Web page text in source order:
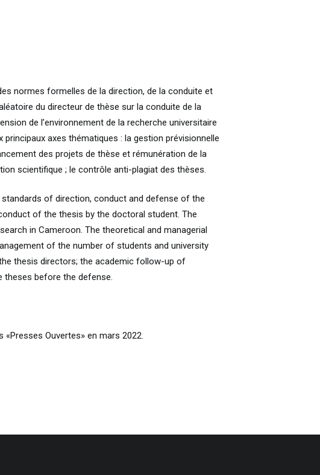
normes formelles de la direction, de la conduite et
du directeur de thèse sur la conduite de la
de l’environnement de la recherche universitaire
axes thématiques : la gestion prévisionnelle
des projets de thèse et rémunération de la
scientifique ; le contrôle anti-plagiat des thèses.
of direction, conduct and defense of the
of the thesis by the doctoral student. The
in Cameroon. The theoretical and managerial
of the number of students and university
thesis directors; the academic follow-up of
before the defense.
«Presses Ouvertes» en mars 2022.